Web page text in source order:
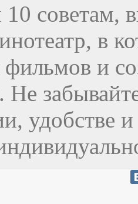
советам,
в
и
Не
удобстве